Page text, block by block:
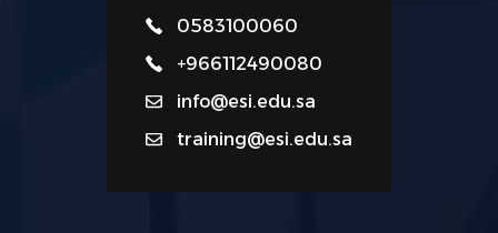
0583100060
+966112490080
info@esi.edu.sa
training@esi.edu.sa